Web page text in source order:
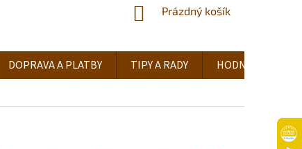
NÁKUPNÍ
Prázdný košík
DOPRAVA A PLATBY TIPY A RADY HODNOCENÍ